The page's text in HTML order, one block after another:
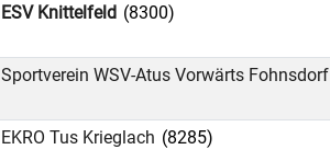
ESV Knittelfeld (8300)
Sportverein WSV-Atus Vorwärts Fohnsdorf
EKRO Tus Krieglach (8285)